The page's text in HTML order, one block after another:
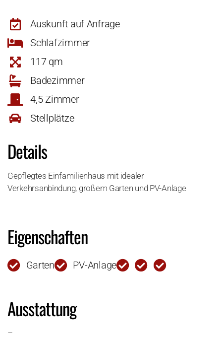
Auskunft auf Anfrage
Schlafzimmer
117 qm
Badezimmer
4,5 Zimmer
Stellplätze
Details
Gepflegtes Einfamilienhaus mit idealer
Verkehrsanbindung, großem Garten und PV-Anlage
Eigenschaften
Garten PV-Anlage
Ausstattung
–